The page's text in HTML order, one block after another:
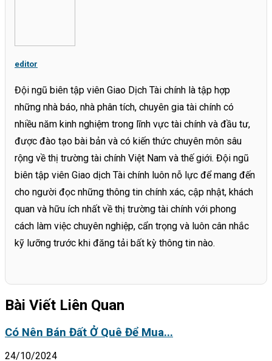
editor
Đội ngũ biên tập viên Giao Dịch Tài chính là tập hợp
những nhà báo, nhà phân tích, chuyên gia tài chính có
nhiều năm kinh nghiệm trong lĩnh vực tài chính và đầu tư,
được đào tạo bài bản và có kiến thức chuyên môn sâu
rộng về thị trường tài chính Việt Nam và thế giới. Đội ngũ
biên tập viên Giao dịch Tài chính luôn nỗ lực để mang đến
cho người đọc những thông tin chính xác, cập nhật, khách
quan và hữu ích nhất về thị trường tài chính với phong
cách làm việc chuyên nghiệp, cẩn trọng và luôn cân nhắc
kỹ lưỡng trước khi đăng tải bất kỳ thông tin nào.
Bài Viết Liên Quan
Có Nên Bán Đất Ở Quê Để Mua...
24/10/2024